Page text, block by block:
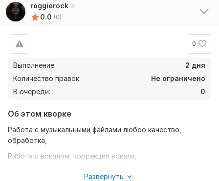
roggierock
0.0 (0)
0
Выполнение:
2 дня
Количество правок:
Не ограничено
В очереди:
0
Об этом кворке
Работа с музыкальными файлами любоо качество,
обработка,
Работа с вокалом, коррекция вокала,
Развернуть